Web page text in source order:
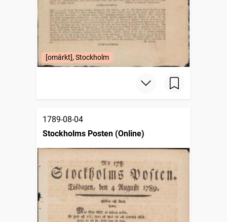
[omärkt], Stockholm
1789-08-04
Stockholms Posten (Online)